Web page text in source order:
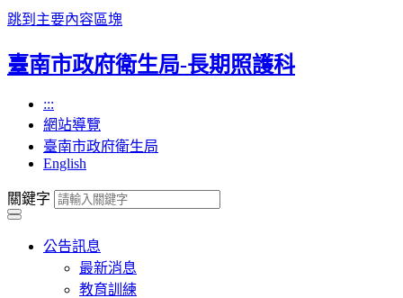
跳到主要內容區塊
臺南市政府衛生局-長期照護科
:::
網站導覽
臺南市政府衛生局
English
關鍵字
公告訊息
最新消息
教育訓練